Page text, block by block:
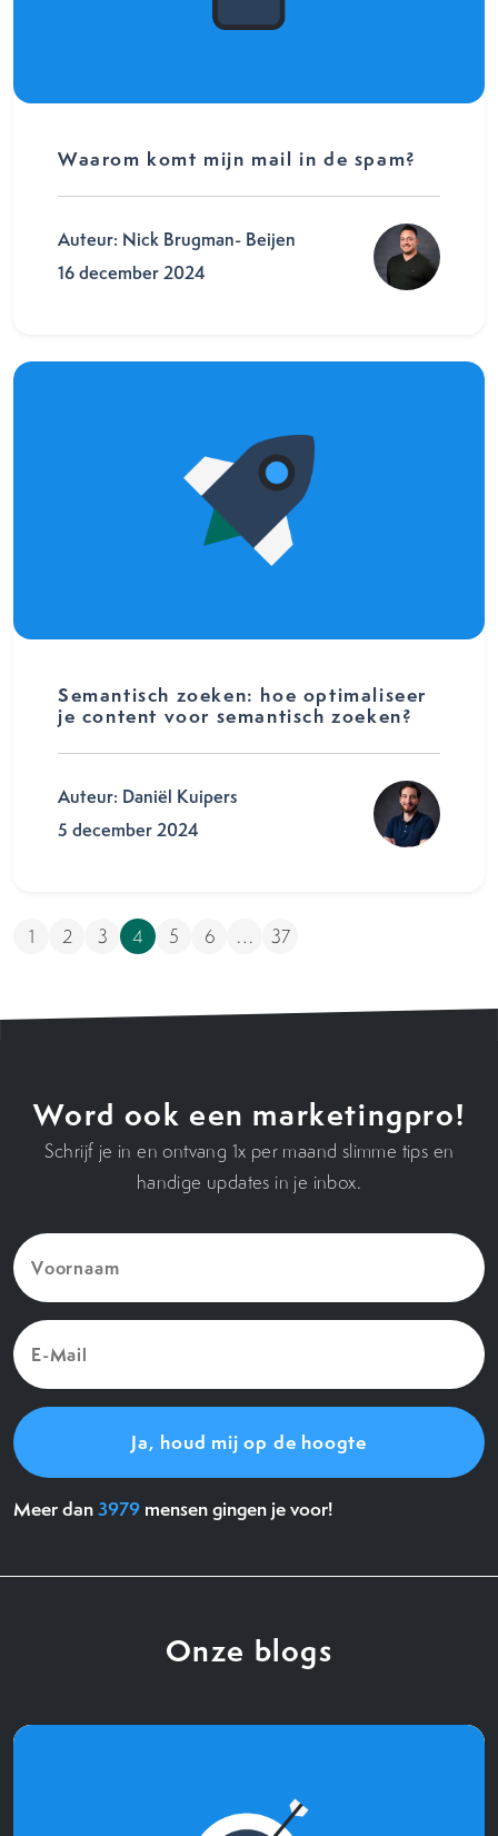
Waarom komt mijn mail in de spam?
Auteur: Nick Brugman- Beijen
16 december 2024
Semantisch zoeken: hoe optimaliseer
je content voor semantisch zoeken?
Auteur: Daniël Kuipers
5 december 2024
1 2 3 4 5 6 … 37
Word ook een marketingpro!
Schrijf je in en ontvang 1x per maand slimme tips en
handige updates in je inbox.
Voornaam
(Vereist)
E-
Mail
(Vereist)
Meer dan3979 mensen gingen je voor!
Onze blogs